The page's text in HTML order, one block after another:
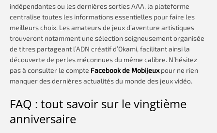
indépendantes ou les dernières sorties AAA, la plateforme
centralise toutes les informations essentielles pour faire les
meilleurs choix. Les amateurs de jeux d’aventure artistiques
trouveront notamment une sélection soigneusement organisée
de titres partageant l’ADN créatif d’Okami, facilitant ainsi la
découverte de perles méconnues du même calibre. N’hésitez
pas à consulter le compte Facebook de Mobijeuxpour ne rien
manquer des dernières actualités du monde des jeux vidéo.
FAQ : tout savoir sur le vingtième
anniversaire